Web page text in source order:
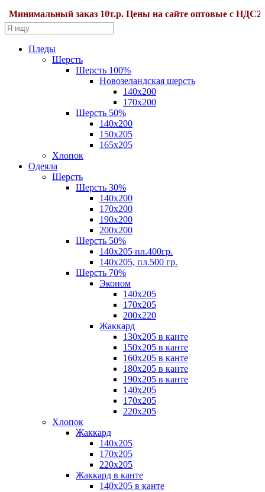
заказ 10т.р. Цены на сайте оптовые с
Пледы
Шерсть
Шерсть 100%
Новозеландская шерсть
140х200
170x200
Шерсть 50%
140x200
150х205
165х205
Хлопок
Одеяла
Шерсть
Шерсть 30%
140х200
170х200
190х200
200х200
Шерсть 50%
140х205 пл.400гр.
140х205, пл.500 гр.
Шерсть 70%
Эконом
140х205
170х205
200х220
Жаккард
130х205 в канте
150х205 в канте
160х205 в канте
180х205 в канте
190х205 в канте
140х205
170х205
220х205
Хлопок
Жаккард
140x205
170х205
220х205
Жаккард в канте
140х205 в канте